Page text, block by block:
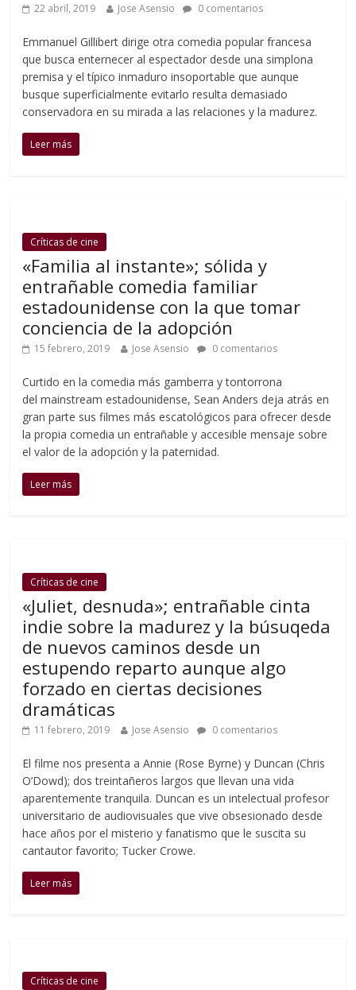
22 abril, 2019 Jose Asensio 0 comentarios
Emmanuel Gillibert dirige otra comedia popular francesa
que busca enternecer al espectador desde una simplona
premisa y el típico inmaduro insoportable que aunque
busque superficialmente evitarlo resulta demasiado
conservadora en su mirada a las relaciones y la madurez.
Leer más
Críticas de cine
«Familia al instante»; sólida y
entrañable comedia familiar
estadounidense con la que tomar
conciencia de la adopción
15 febrero, 2019 Jose Asensio 0 comentarios
Curtido en la comedia más gamberra y tontorrona
del mainstream estadounidense, Sean Anders deja atrás en
gran parte sus filmes más escatológicos para ofrecer desde
la propia comedia un entrañable y accesible mensaje sobre
el valor de la adopción y la paternidad.
Leer más
Críticas de cine
«Juliet, desnuda»; entrañable cinta
indie sobre la madurez y la búsuqeda
de nuevos caminos desde un
estupendo reparto aunque algo
forzado en ciertas decisiones
dramáticas
11 febrero, 2019 Jose Asensio 0 comentarios
El filme nos presenta a Annie (Rose Byrne) y Duncan (Chris
O’Dowd); dos treintañeros largos que llevan una vida
aparentemente tranquila. Duncan es un intelectual profesor
universitario de audiovisuales que vive obsesionado desde
hace años por el misterio y fanatismo que le suscita su
cantautor favorito; Tucker Crowe.
Leer más
Críticas de cine